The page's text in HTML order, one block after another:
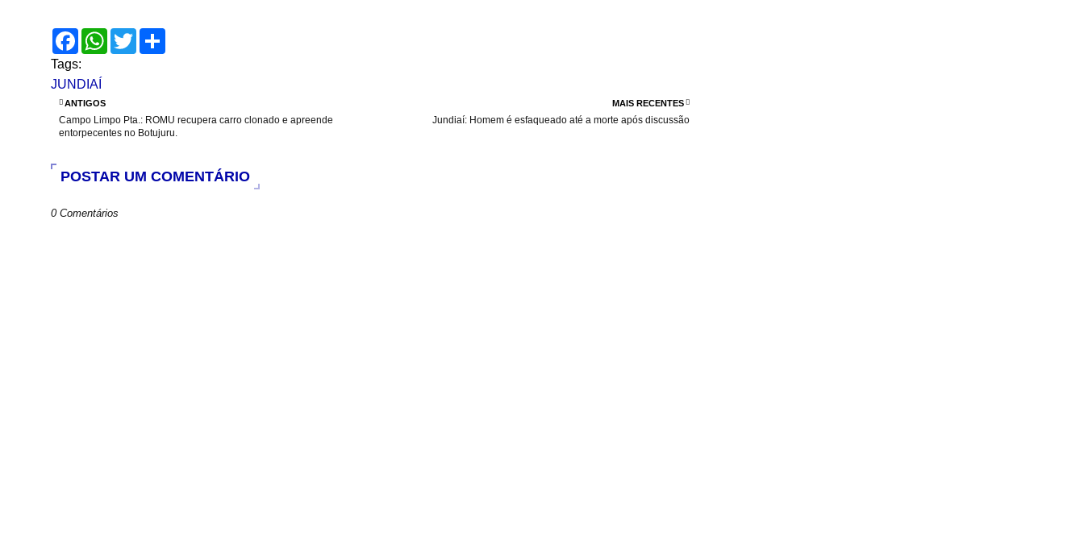
F
a
c
e
b
o
k
W
h
p
T
w
Tags:
JUNDIAÍ
MAIS RECENTES
Jundiaí: Homem é esfaqueado até a morte após discussão
ANTIGOS
Campo Limpo Pta.: ROMU recupera carro clonado e apreende
entorpecentes no Botujuru.
POSTAR UM COMENTÁRIO
0 Comentários